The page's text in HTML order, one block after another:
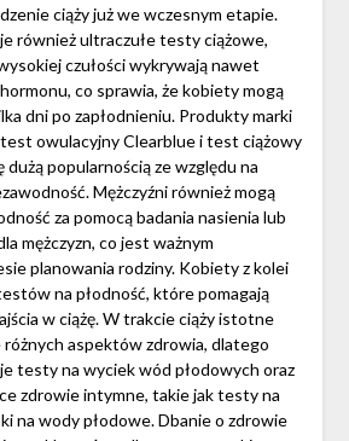
ciąży już we wczesnym etapie.
również ultraczułe testy ciążowe,
czułości wykrywają nawet
co sprawia, że kobiety mogą
dni po zapłodnieniu. Produkty marki
owulacyjny Clearblue i test ciążowy
dużą popularnością ze względu na
Mężczyźni również mogą
za pomocą badania nasienia lub
mężczyzn, co jest ważnym
planowania rodziny. Kobiety z kolei
na płodność, które pomagają
w ciążę. W trakcie ciąży istotne
aspektów zdrowia, dlatego
testy na wyciek wód płodowych oraz
zdrowie intymne, takie jak testy na
na wody płodowe. Dbanie o zdrowie